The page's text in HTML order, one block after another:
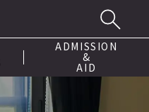
ADMISSION
&
AID